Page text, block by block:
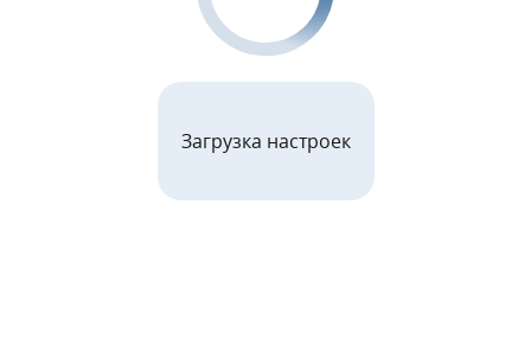
Загрузка настроек